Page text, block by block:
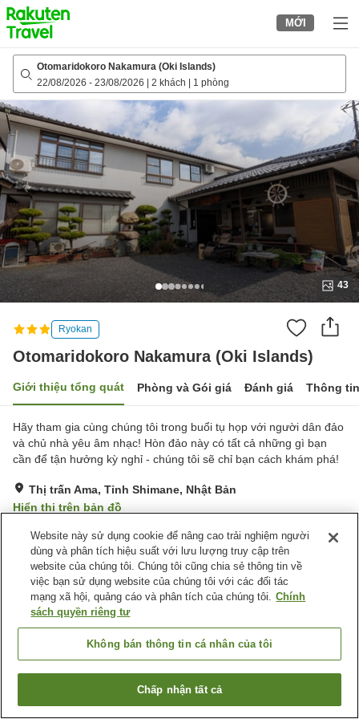
to
top
page
MỚI
Otomaridokoro Nakamura (Oki Islands)
22/08/2026 - 23/08/2026 2 khách 1 phòng
43
Ryokan
Otomaridokoro Nakamura (Oki Islands)
Giới thiệu tổng quát Phòng và Gói giá Đánh giá Thông
Hãy tham gia cùng chúng tôi trong buổi tụ họp với người dân đảo
và chủ nhà yêu âm nhạc! Hòn đảo này có tất cả những gì bạn
cần để tận hưởng kỳ nghỉ - chúng tôi sẽ chỉ bạn cách khám phá!
Thị trấn Ama, Tỉnh Shimane, Nhật Bản
Hiển thị trên bản đồ
Tuyệt vời Đánh giá:8 lượt
Tiện nghi chỗ nghỉ
Bãi đỗ xe
Cafe
Quầy izakaya
Trang chủ Nhật Bản Tỉnh Shimane
Thị trấn Ama
Otomaridokoro Nakamura (Oki Islands)
Tìm phòng trống
Website này sử dụng cookie để nâng cao trải nghiệm người
dùng và phân tích hiệu suất với lưu lượng truy cập trên
website của chúng tôi. Chúng tôi cũng chia sẻ thông tin về
việc bạn sử dụng website của chúng tôi với các đối tác
mạng xã hội, quảng cáo và phân tích của chúng tôi. Chính
sách quyền riêng tư
Không bán thông tin cá nhân của tôi
Chấp nhận tất cả